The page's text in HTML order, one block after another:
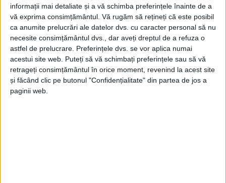
informații mai detaliate și a vă schimba preferințele înainte de a
vă exprima consimțământul. Vă rugăm să rețineți că este posibil
ca anumite prelucrări ale datelor dvs. cu caracter personal să nu
necesite consimțământul dvs., dar aveți dreptul de a refuza o
astfel de prelucrare. Preferințele dvs. se vor aplica numai
acestui site web. Puteți să vă schimbați preferințele sau să vă
retrageți consimțământul în orice moment, revenind la acest site
și făcând clic pe butonul "Confidențialitate" din partea de jos a
paginii web.
Ştefan.
Articole similare